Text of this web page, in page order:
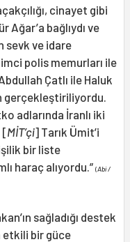
cinayet gibi
Ağar’a bağlıydı ve
sevk ve idare
polis memurları ile
Çatlı ile Haluk
gerçekleştiriliyordu.
adlarında İranlı iki
[MİT’çi] Tarık Ümit’i
bir liste
haraç alıyordu.” (Abi /
sağladığı destek
bir güce